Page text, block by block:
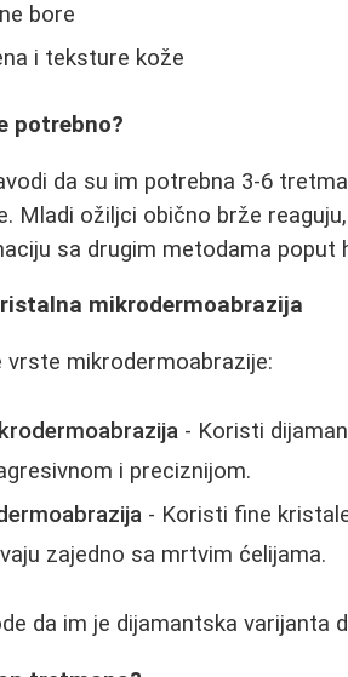
bore
i teksture kože
potrebno?
da su im potrebna 3-6
Mladi ožiljci obično brže
sa drugim metodama poput
mikrodermoabrazija
vrste mikrodermoabrazije:
- Koristi
i preciznijom.
- Koristi fine
zajedno sa mrtvim ćelijama.
da im je dijamantska varijanta